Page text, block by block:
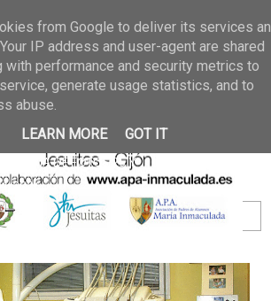
02 jun 2026
GALERIA DE FOTOS
2026
25 may 2026
GALERIA
23/05/2026
20 may
GALERIA DE FOTOS
2026
09/05/2026
28 abr
GALERIA DE FOTOS 25 Y
2026
from Google to deliver its services
IP address and user-agent are shared
with performance and security metrics to
generate usage statistics, and to
abuse.
LEARN MORE
GOT IT